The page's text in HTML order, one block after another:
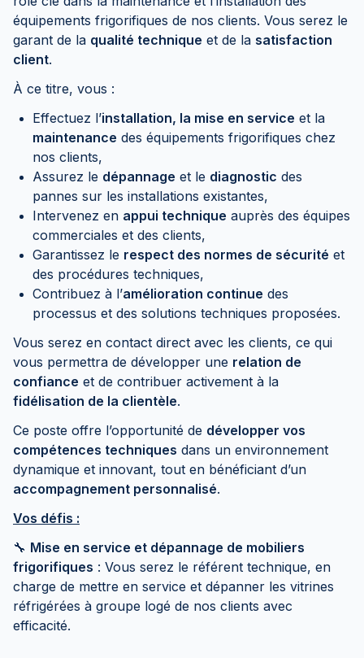
équipements frigorifiques de nos clients. Vous serez le
garant de la qualité technique et de la satisfaction
client.
À ce titre, vous :
Effectuez l’installation, la mise en service et la
maintenance des équipements frigorifiques chez
nos clients,
Assurez le dépannage et le diagnostic des
pannes sur les installations existantes,
Intervenez en appui technique auprès des équipes
commerciales et des clients,
Garantissez le respect des normes de sécurité et
des procédures techniques,
Contribuez à l’amélioration continue des
processus et des solutions techniques proposées.
Vous serez en contact direct avec les clients, ce qui
vous permettra de développer une relation de
confiance et de contribuer activement à la
fidélisation de la clientèle.
Ce poste offre l’opportunité de développer vos
compétences techniques dans un environnement
dynamique et innovant, tout en bénéficiant d’un
accompagnement personnalisé.
Vos défis :
🔧 Mise en service et dépannage de mobiliers
frigorifiques : Vous serez le référent technique, en
charge de mettre en service et dépanner les vitrines
réfrigérées à groupe logé de nos clients avec
efficacité.